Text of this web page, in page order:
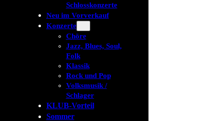
Schlosskonzerte
Neu im Vorverkauf
Konzerte
Chöre
Jazz, Blues, Soul,
Folk
Klassik
Rock und Pop
Volksmusik /
Schlager
KLUB-Vorteil
Sommer